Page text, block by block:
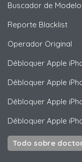
Buscador de Modelo
Reporte Blacklist
Operador Original
Débloquer Apple
Débloquer Apple
Débloquer Apple
Débloquer Apple
Todo sobre